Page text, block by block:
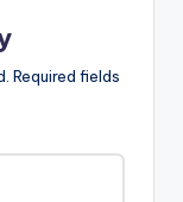
Required fields